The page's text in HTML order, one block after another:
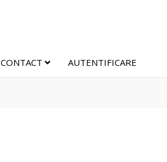
CONTACT AUTENTIFICARE